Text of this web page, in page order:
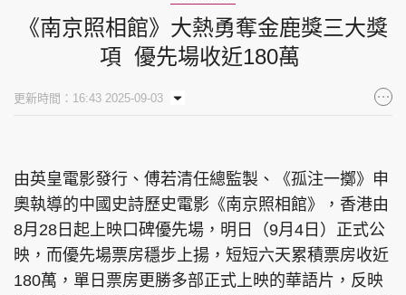
玄學靈異 東周專欄
東周刊 cazbuyer 東Touch
《南京照相館》大熱勇奪金鹿獎三大獎
項 優先場收近180萬
更新時間：16:43 2025-09-03
由英皇電影發行、傅若清任總監製、《孤注一擲》申
奧執導的中國史詩歷史電影《南京照相館》，香港由
8月28日起上映口碑優先場，明日（9月4日）正式公
映，而優先場票房穩步上揚，短短六天累積票房收近
180萬，單日票房更勝多部正式上映的華語片，反映